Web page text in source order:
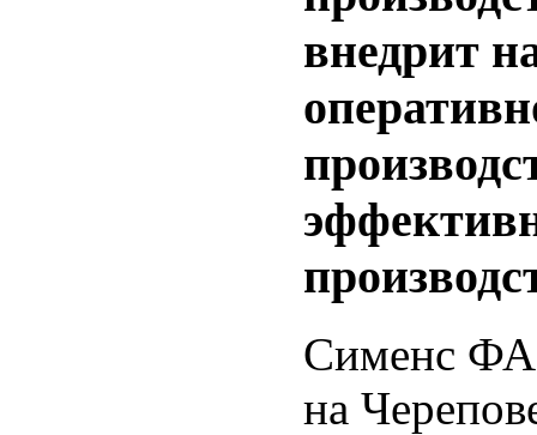
внедрит
Сименс
на